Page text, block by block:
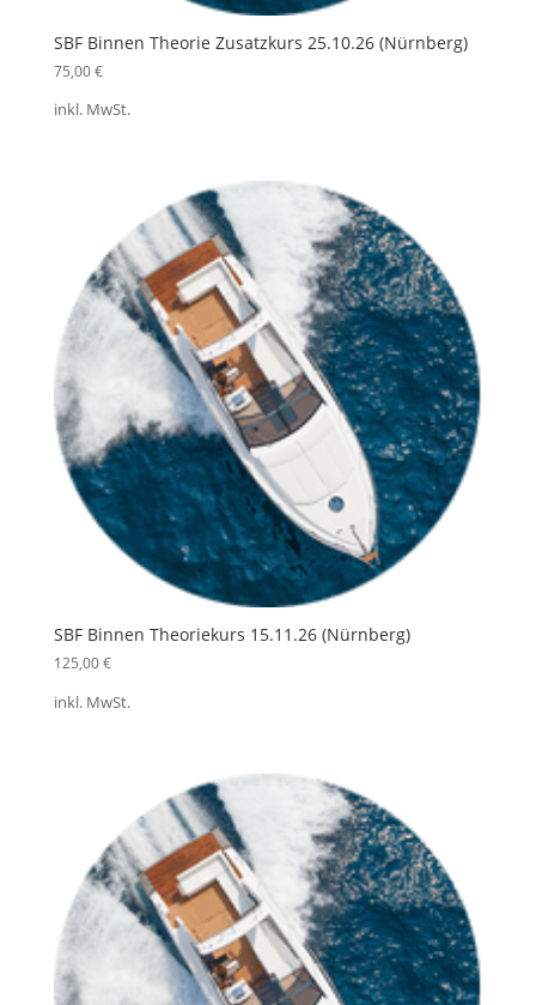
SBF Binnen Theorie Zusatzkurs 25.10.26 (Nürnberg)
75,00€
inkl. MwSt.
SBF Binnen Theoriekurs 15.11.26 (Nürnberg)
125,00€
inkl. MwSt.